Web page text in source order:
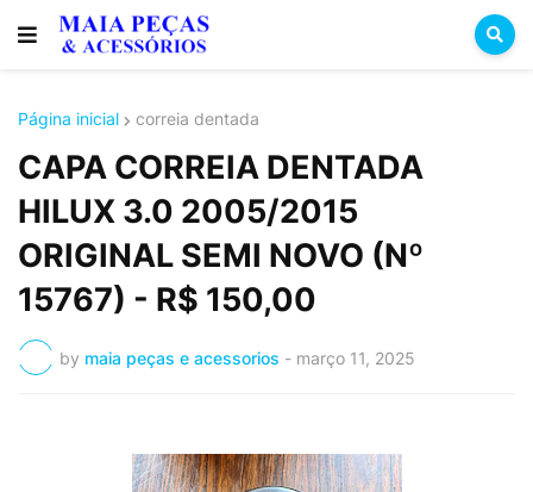
Página inicial correia dentada
CAPA CORREIA DENTADA
HILUX 3.0 2005/2015
ORIGINAL SEMI NOVO (Nº
15767) - R$ 150,00
by maia peças e acessorios - março 11, 2025